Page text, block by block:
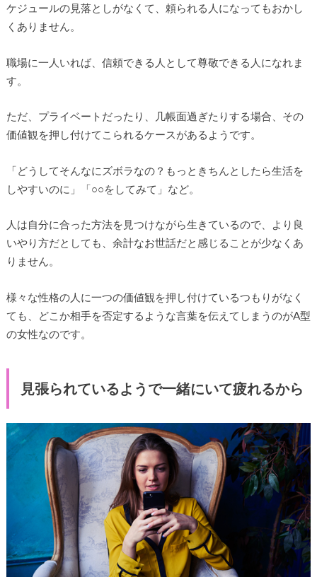
ケジュールの見落としがなくて、頼られる人になってもおかし
くありません。
職場に一人いれば、信頼できる人として尊敬できる人になれま
す。
ただ、プライベートだったり、几帳面過ぎたりする場合、その
価値観を押し付けてこられるケースがあるようです。
「どうしてそんなにズボラなの？もっときちんとしたら生活を
しやすいのに」「○○をしてみて」など。
人は自分に合った方法を見つけながら生きているので、より良
いやり方だとしても、余計なお世話だと感じることが少なくあ
りません。
様々な性格の人に一つの価値観を押し付けているつもりがなく
ても、どこか相手を否定するような言葉を伝えてしまうのがA型
の女性なのです。
見張られているようで一緒にいて疲れるから